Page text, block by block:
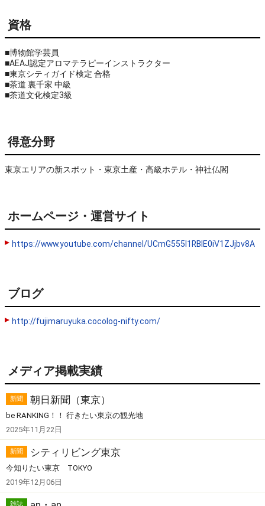
資格
■博物館学芸員
■AEAJ認定アロマテラピーインストラクター
■東京シティガイド検定 合格
■茶道 裏千家 中級
■茶道文化検定3級
得意分野
東京エリアの新スポット・東京土産・高級ホテル・神社仏閣
ホームページ・運営サイト
https://www.youtube.com/channel/UCmG555l1RBlE0iV1ZJjbv8A
ブログ
http://fujimaruyuka.cocolog-nifty.com/
メディア掲載実績
新聞 朝日新聞（東京）
be RANKING！！ 行きたい東京の観光地
2025年11月22日
新聞 シティリビング東京
今知りたい東京 TOKYO
2019年12月06日
雑誌